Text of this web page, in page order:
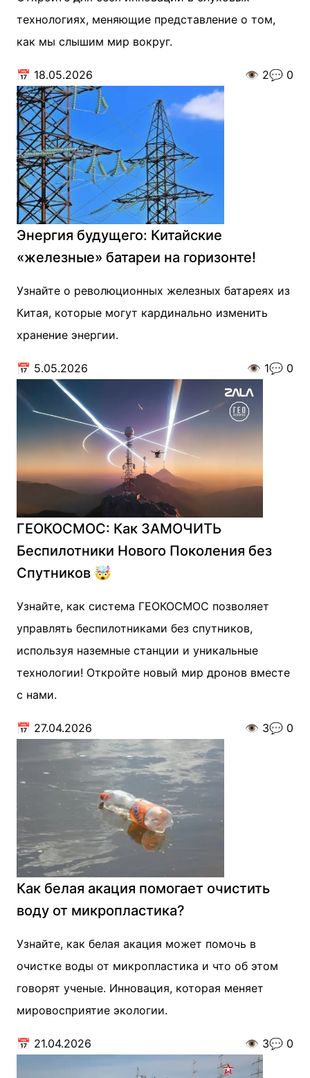
технологиях, меняющие представление о том,
как мы слышим мир вокруг.
📅 18.05.2026 👁️ 2💬 0
Энергия будущего: Китайские
«железные» батареи на горизонте!
Узнайте о революционных железных батареях из
Китая, которые могут кардинально изменить
хранение энергии.
📅 5.05.2026 👁️ 1💬 0
ГЕОКОСМОС: Как ЗАМОЧИТЬ
Беспилотники Нового Поколения без
Спутников 🤯
Узнайте, как система ГЕОКОСМОС позволяет
управлять беспилотниками без спутников,
используя наземные станции и уникальные
технологии! Откройте новый мир дронов вместе
с нами.
📅 27.04.2026 👁️ 3💬 0
Как белая акация помогает очистить
воду от микропластика?
Узнайте, как белая акация может помочь в
очистке воды от микропластика и что об этом
говорят ученые. Инновация, которая меняет
мировосприятие экологии.
📅 21.04.2026 👁️ 3💬 0